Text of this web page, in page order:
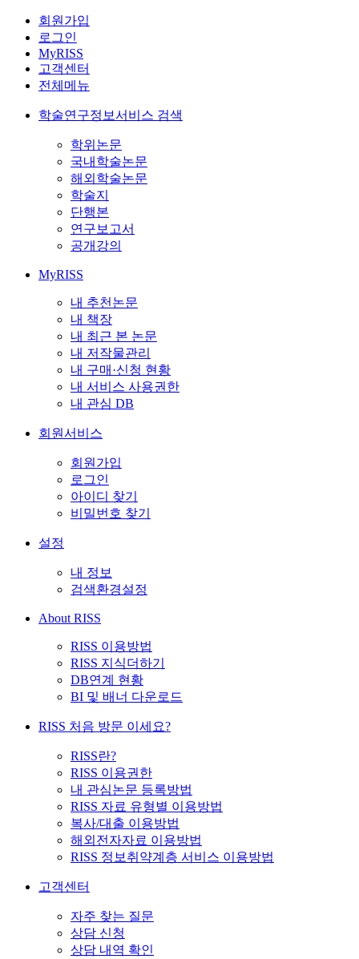
회원가입
로그인
MyRISS
고객센터
전체메뉴
학술연구정보서비스 검색
학위논문
국내학술논문
해외학술논문
학술지
단행본
연구보고서
공개강의
MyRISS
내 추천논문
내 책장
내 최근 본 논문
내 저작물관리
내 구매·신청 현황
내 서비스 사용권한
내 관심 DB
회원서비스
회원가입
로그인
아이디 찾기
비밀번호 찾기
설정
내 정보
검색환경설정
About RISS
RISS 이용방법
RISS 지식더하기
DB연계 현황
BI 및 배너 다운로드
RISS 처음 방문 이세요?
RISS란?
RISS 이용권한
내 관심논문 등록방법
RISS 자료 유형별 이용방법
복사/대출 이용방법
해외전자자료 이용방법
RISS 정보취약계층 서비스 이용방법
고객센터
자주 찾는 질문
상담 신청
상담 내역 확인